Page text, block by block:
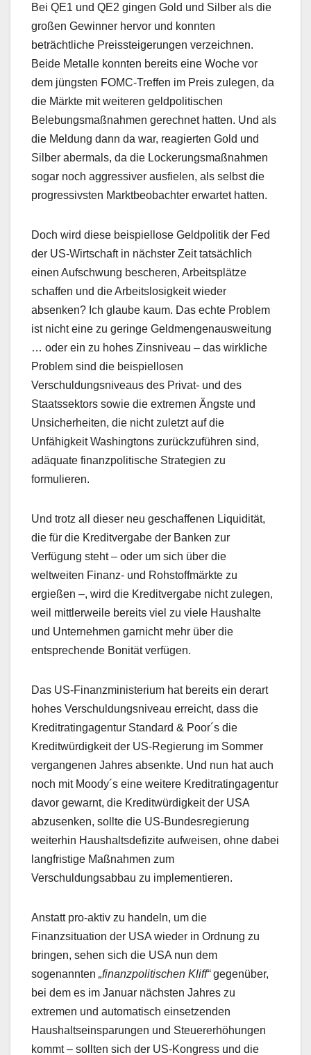
Bei QE1 und QE2 gingen Gold und Silber als die
großen Gewinner hervor und konnten
beträchtliche Preissteigerungen verzeichnen.
Beide Metalle konnten bereits eine Woche vor
dem jüngsten FOMC-Treffen im Preis zulegen, da
die Märkte mit weiteren geldpolitischen
Belebungsmaßnahmen gerechnet hatten. Und als
die Meldung dann da war, reagierten Gold und
Silber abermals, da die Lockerungsmaßnahmen
sogar noch aggressiver ausfielen, als selbst die
progressivsten Marktbeobachter erwartet hatten.
Doch wird diese beispiellose Geldpolitik der Fed
der US-Wirtschaft in nächster Zeit tatsächlich
einen Aufschwung bescheren, Arbeitsplätze
schaffen und die Arbeitslosigkeit wieder
absenken? Ich glaube kaum. Das echte Problem
ist nicht eine zu geringe Geldmengenausweitung
… oder ein zu hohes Zinsniveau – das wirkliche
Problem sind die beispiellosen
Verschuldungsniveaus des Privat- und des
Staatssektors sowie die extremen Ängste und
Unsicherheiten, die nicht zuletzt auf die
Unfähigkeit Washingtons zurückzuführen sind,
adäquate finanzpolitische Strategien zu
formulieren.
Und trotz all dieser neu geschaffenen Liquidität,
die für die Kreditvergabe der Banken zur
Verfügung steht – oder um sich über die
weltweiten Finanz- und Rohstoffmärkte zu
ergießen –, wird die Kreditvergabe nicht zulegen,
weil mittlerweile bereits viel zu viele Haushalte
und Unternehmen garnicht mehr über die
entsprechende Bonität verfügen.
Das US-Finanzministerium hat bereits ein derart
hohes Verschuldungsniveau erreicht, dass die
Kreditratingagentur Standard & Poor´s die
Kreditwürdigkeit der US-Regierung im Sommer
vergangenen Jahres absenkte. Und nun hat auch
noch mit Moody´s eine weitere Kreditratingagentur
davor gewarnt, die Kreditwürdigkeit der USA
abzusenken, sollte die US-Bundesregierung
weiterhin Haushaltsdefizite aufweisen, ohne dabei
langfristige Maßnahmen zum
Verschuldungsabbau zu implementieren.
Anstatt pro-aktiv zu handeln, um die
Finanzsituation der USA wieder in Ordnung zu
bringen, sehen sich die USA nun dem
sogenannten „finanzpolitischen Kliff“gegenüber,
bei dem es im Januar nächsten Jahres zu
extremen und automatisch einsetzenden
Haushaltseinsparungen und Steuererhöhungen
kommt – sollten sich der US-Kongress und die